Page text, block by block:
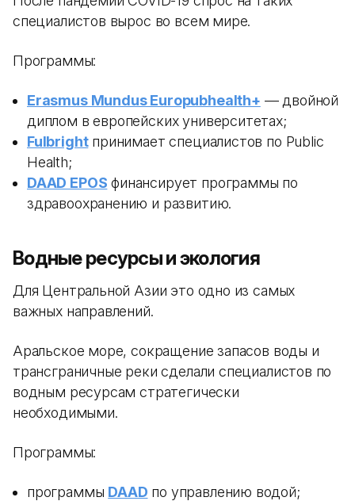
специалистов вырос во всем мире.
Программы:
Erasmus Mundus Europubhealth+ — двойной
диплом в европейских университетах;
Fulbrightпринимает специалистов по Public
Health;
DAAD EPOS финансирует программы по
здравоохранению и развитию.
Водные ресурсы и экология
Для Центральной Азии это одно из самых
важных направлений.
Аральское море, сокращение запасов воды и
трансграничные реки сделали специалистов по
водным ресурсам стратегически
необходимыми.
Программы:
программы DAAD по управлению водой;